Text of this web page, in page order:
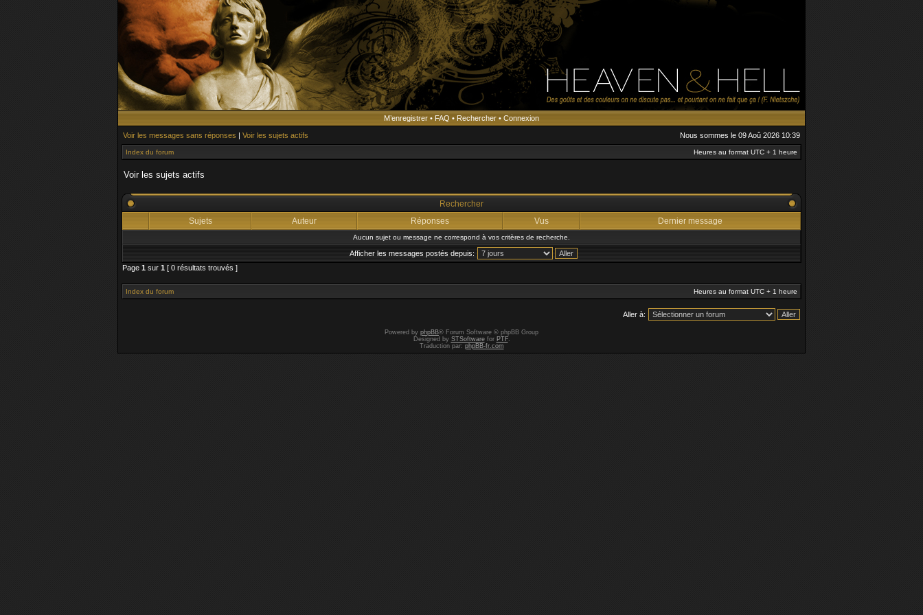
M’enregistrer • FAQ • Rechercher • Connexion
Voir les messages sans réponses | Voir les sujets actifs Nous sommes le 09 Aoû 2026 10:39
Index du forum Heures au format UTC + 1 heure
Voir les sujets actifs
Rechercher
Sujets
Auteur Réponses Vus Dernier message
Aucun sujet ou message ne correspond à vos critères de recherche.
Afficher les messages postés depuis:
Page 1 sur 1 [ 0 résultats trouvés ]
Index du forum Heures au format UTC + 1 heure
Aller à:
Powered by phpBB® Forum Software © phpBB Group
Designed by STSoftwarefor PTF.
Traduction par: phpBB-fr.com